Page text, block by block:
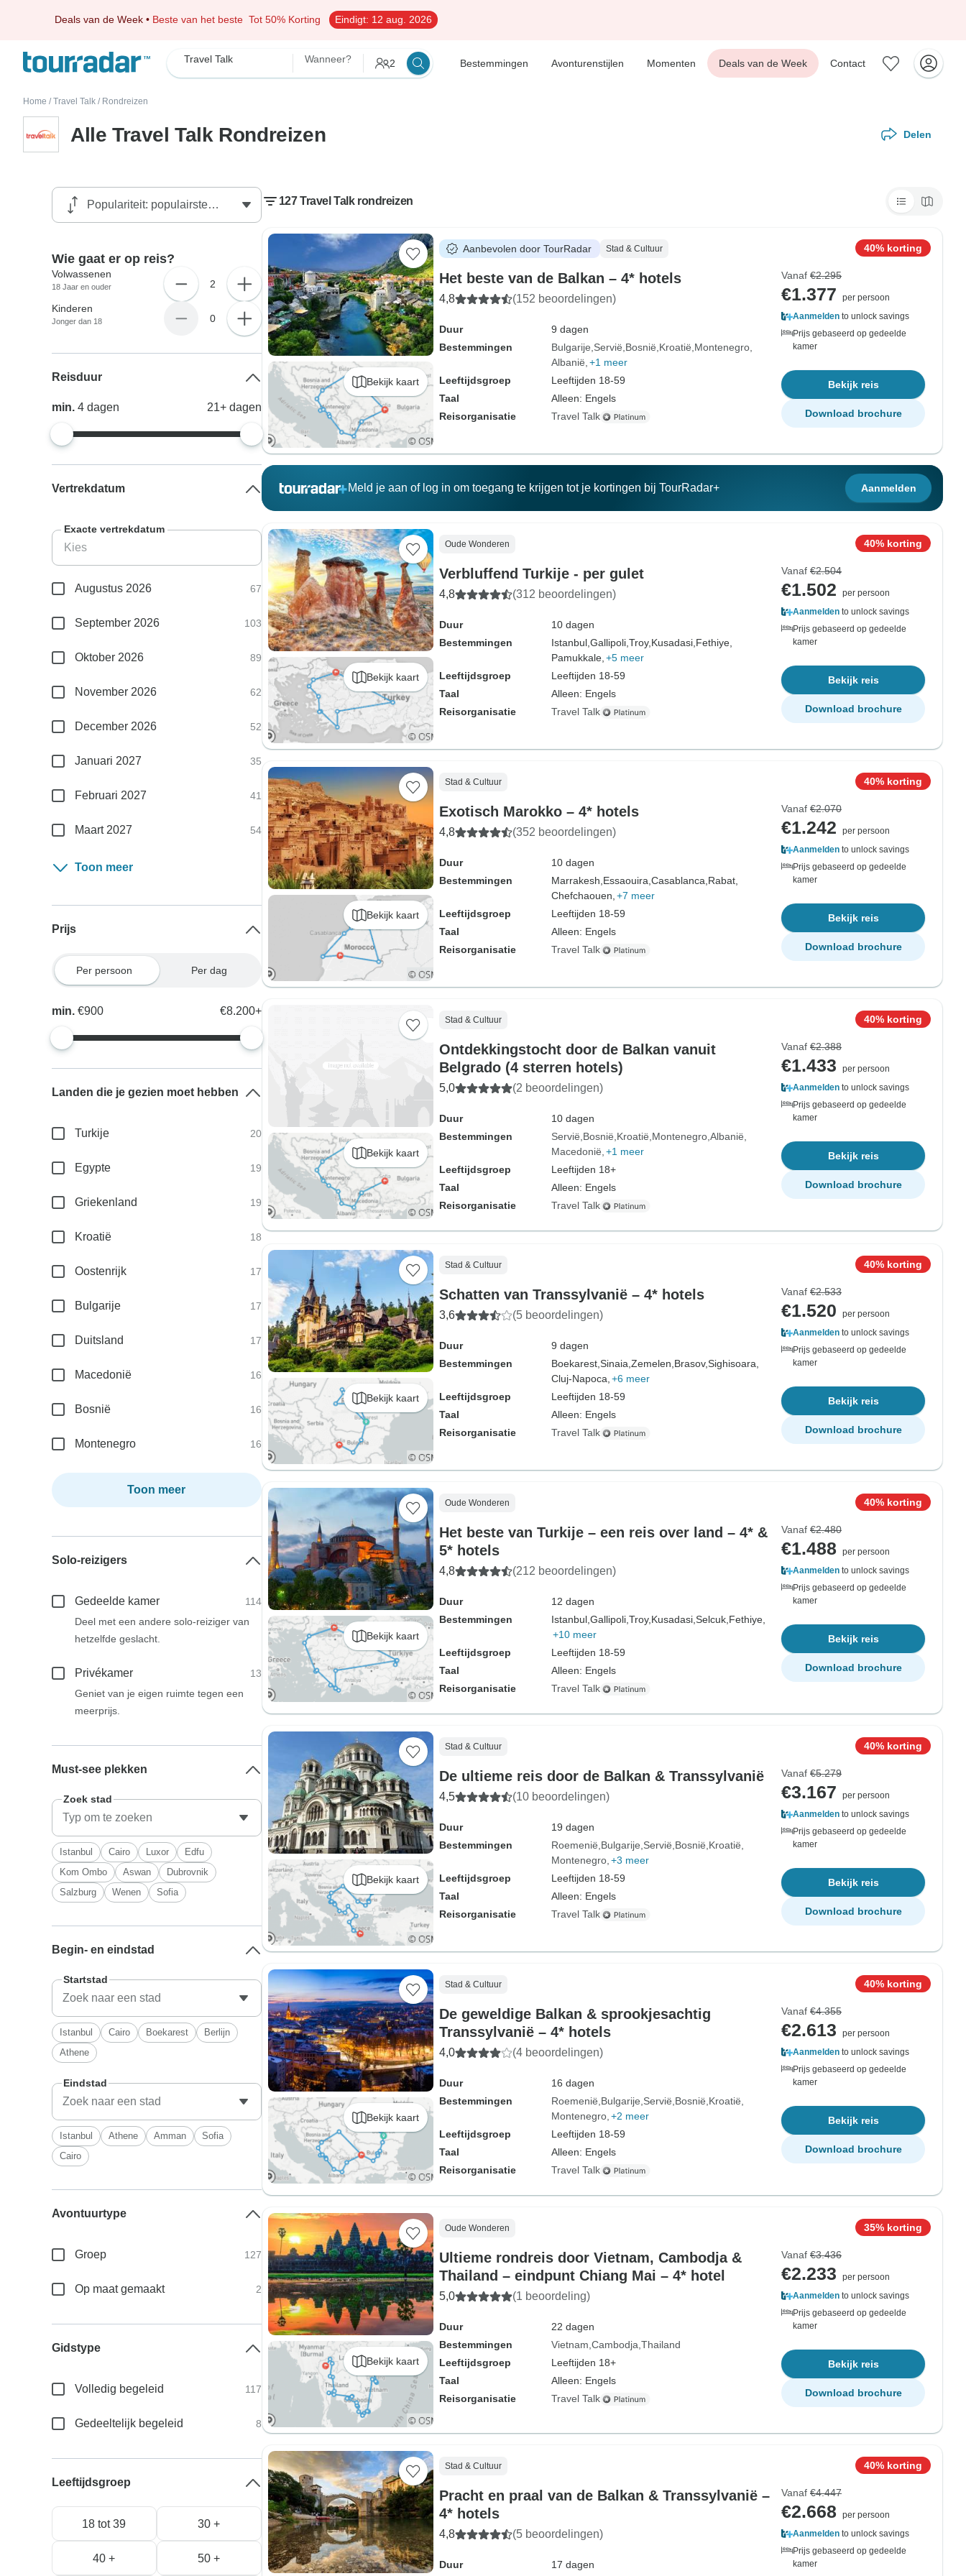
Deals van de Week • Beste van het beste Tot 50% Korting Eindigt: 12 aug. 2026
Travel Talk Wanneer? 2 Bestemmingen Avonturenstijlen Momenten Deals van de Week Contact
Home / Travel Talk / Rondreizen
Alle Travel Talk Rondreizen Delen
127 Travel Talk rondreizen
Bekijk kaart
Aanbevolen door TourRadar Stad & Cultuur
Het beste van de Balkan – 4* hotels
4,8 (152 beoordelingen)
Duur
9 dagen
Bestemmingen
Bulgarije Servië Bosnië Kroatië Montenegro
Albanië +1 meer
Leeftijdsgroep
Leeftijden 18-59
Taal
Alleen: Engels
Reisorganisatie
Travel Talk
40% korting
Vanaf €2.295
€1.377
per persoon
Aanmelden to unlock savings
Prijs gebaseerd op gedeelde
kamer
Bekijk reis
Download brochure
Meld je aan of log in om toegang te krijgen tot je kortingen bij TourRadar+ Aanmelden
Bekijk kaart
Oude Wonderen
Verbluffend Turkije - per gulet
4,8 (312 beoordelingen)
Duur
10 dagen
Bestemmingen
Istanbul, Gallipoli, Troy, Kusadasi, Fethiye,
Pamukkale, +5 meer
Leeftijdsgroep
Leeftijden 18-59
Taal
Alleen: Engels
Reisorganisatie
Travel Talk
40% korting
Vanaf €2.504
€1.502
per persoon
Aanmelden to unlock savings
Prijs gebaseerd op gedeelde
kamer
Bekijk reis
Download brochure
Bekijk kaart
Stad & Cultuur
Exotisch Marokko – 4* hotels
4,8 (352 beoordelingen)
Duur
10 dagen
Bestemmingen
Marrakesh, Essaouira, Casablanca, Rabat,
Chefchaouen, +7 meer
Leeftijdsgroep
Leeftijden 18-59
Taal
Alleen: Engels
Reisorganisatie
Travel Talk
40% korting
Vanaf €2.070
€1.242
per persoon
Aanmelden to unlock savings
Prijs gebaseerd op gedeelde
kamer
Bekijk reis
Download brochure
Bekijk kaart
Stad & Cultuur
Ontdekkingstocht door de Balkan vanuit
Belgrado (4 sterren hotels)
5,0 (2 beoordelingen)
Duur
10 dagen
Bestemmingen
Servië Bosnië Kroatië Montenegro Albanië
Macedonië +1 meer
Leeftijdsgroep
Leeftijden 18+
Taal
Alleen: Engels
Reisorganisatie
Travel Talk
40% korting
Vanaf €2.388
€1.433
per persoon
Aanmelden to unlock savings
Prijs gebaseerd op gedeelde
kamer
Bekijk reis
Download brochure
Bekijk kaart
Stad & Cultuur
Schatten van Transsylvanië – 4* hotels
3,6 (5 beoordelingen)
Duur
9 dagen
Bestemmingen
Boekarest, Sinaia, Zemelen, Brasov,Sighisoara,
Cluj-Napoca, +6 meer
Leeftijdsgroep
Leeftijden 18-59
Taal
Alleen: Engels
Reisorganisatie
Travel Talk
40% korting
Vanaf €2.533
€1.520
per persoon
Aanmelden to unlock savings
Prijs gebaseerd op gedeelde
kamer
Bekijk reis
Download brochure
Bekijk kaart
Oude Wonderen
Het beste van Turkije – een reis over land – 4* &
5* hotels
4,8 (212 beoordelingen)
Duur
12 dagen
Bestemmingen
Istanbul, Gallipoli, Troy, Kusadasi, Selcuk, Fethiye,
+10 meer
Leeftijdsgroep
Leeftijden 18-59
Taal
Alleen: Engels
Reisorganisatie
Travel Talk
40% korting
Vanaf €2.480
€1.488
per persoon
Aanmelden to unlock savings
Prijs gebaseerd op gedeelde
kamer
Bekijk reis
Download brochure
Bekijk kaart
Stad & Cultuur
De ultieme reis door de Balkan & Transsylvanië
4,5 (10 beoordelingen)
Duur
19 dagen
Bestemmingen
Roemenië Bulgarije Servië Bosnië Kroatië
Montenegro +3 meer
Leeftijdsgroep
Leeftijden 18-59
Taal
Alleen: Engels
Reisorganisatie
Travel Talk
40% korting
Vanaf €5.279
€3.167
per persoon
Aanmelden to unlock savings
Prijs gebaseerd op gedeelde
kamer
Bekijk reis
Download brochure
Bekijk kaart
Stad & Cultuur
De geweldige Balkan & sprookjesachtig
Transsylvanië – 4* hotels
4,0 (4 beoordelingen)
Duur
16 dagen
Bestemmingen
Roemenië Bulgarije Servië Bosnië Kroatië
Montenegro +2 meer
Leeftijdsgroep
Leeftijden 18-59
Taal
Alleen: Engels
Reisorganisatie
Travel Talk
40% korting
Vanaf €4.355
€2.613
per persoon
Aanmelden to unlock savings
Prijs gebaseerd op gedeelde
kamer
Bekijk reis
Download brochure
Bekijk kaart
Oude Wonderen
Ultieme rondreis door Vietnam, Cambodja &
Thailand – eindpunt Chiang Mai – 4* hotel
5,0 (1 beoordeling)
Duur
22 dagen
Bestemmingen
Vietnam Cambodja Thailand
Leeftijdsgroep
Leeftijden 18+
Taal
Alleen: Engels
Reisorganisatie
Travel Talk
35% korting
Vanaf €3.436
€2.233
per persoon
Aanmelden to unlock savings
Prijs gebaseerd op gedeelde
kamer
Bekijk reis
Download brochure
Stad & Cultuur
Pracht en praal van de Balkan & Transsylvanië –
4* hotels
4,8 (5 beoordelingen)
Duur 17 dagen
40% korting
Vanaf €4.447
€2.668
per persoon
Aanmelden to unlock savings
Prijs gebaseerd op gedeelde
kamer
Wie gaat er op reis?
Volwassenen
18 Jaar en ouder 2
Kinderen
Jonger dan 18 0
Reisduur
min.4dagen 21+ dagen
Vertrekdatum
Exacte vertrekdatum
Augustus 2026 67
September 2026 103
Oktober 2026 89
November 2026 62
December 2026 52
Januari 2027 35
Februari 2027 41
Maart 2027 54
Toon meer
Prijs
Per persoon Per dag
min.€900 €8.200+
Landen die je gezien moet hebben
Turkije 20
Egypte 19
Griekenland 19
Kroatië 18
Oostenrijk 17
Bulgarije 17
Duitsland 17
Macedonië 16
Bosnië 16
Montenegro 16
Toon meer
Solo-reizigers
Gedeelde kamer
114
Deel met een andere solo-reiziger van
hetzelfde geslacht.
Privékamer
13
Geniet van je eigen ruimte tegen een
meerprijs.
Must-see plekken
Zoek stad
Istanbul Cairo Luxor
Edfu
Kom Ombo
Aswan
Dubrovnik
Salzburg
Wenen Sofia
Begin- en eindstad
Startstad
Istanbul Cairo Boekarest
Berlijn
Athene
Eindstad
Istanbul Athene Amman
Sofia
Cairo
Avontuurtype
Groep 127
Op maat gemaakt 2
Gidstype
Volledig begeleid 117
Gedeeltelijk begeleid 8
Leeftijdsgroep
18 tot 39 30 +
40 + 50 +